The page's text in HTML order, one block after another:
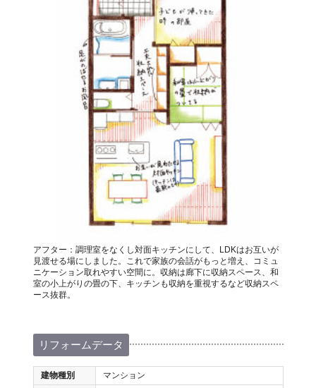
アフター：調理室をなくし対面キッチンにして、LDKはお互いが
見渡せる場にしました。これで家族の会話がもっと増え、コミュ
ニケーション取れやすい空間に。収納は廊下に収納スペース、和
室の小上がりの畳の下、キッチンも収納を重視するなど収納スペ
ース抜群。
リフォームデータ
建物種別
マンション